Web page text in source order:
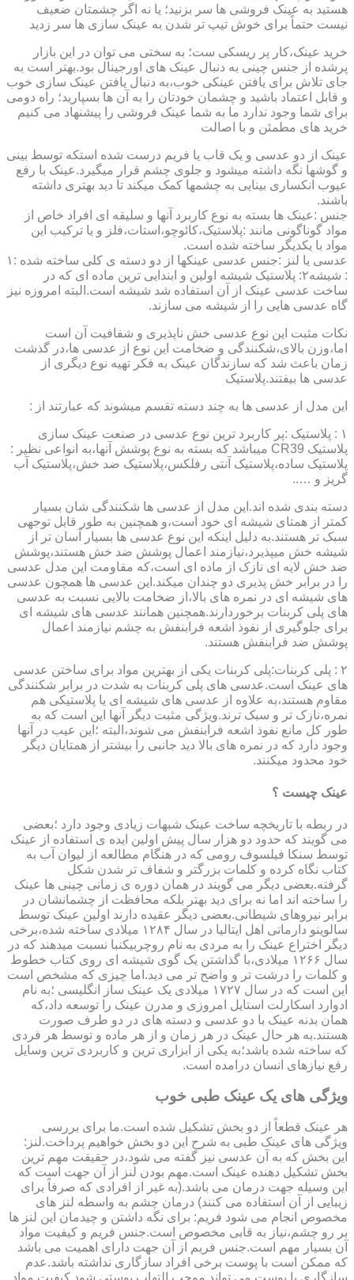
هستید به عینک فروشی ها سر بزنید؛ یا نه اگر چشمتان ضعیف
نیست حتماً برای خوش تیپ تر شدن به عینک سازی ها سر زدید
خرید عینک،کار پر ریسکی ست؛ به سختی می توان در این بازار
پرشده از جنس چینی به دنبال عینک های اورجینال بود.بهتر است به
جای تلاش برای یافتن عینکی خوب،به دنبال یافتن عینک سازی خوب
و قابل اعتماد باشید و چشمان خودتان را به آن ها بسپارید؛ راه دومی
برای شما وجود ندارد ما به شما عینک فروشی را پیشنهاد می کنیم
خرید های مطمئن و با اصالت
عینک از دو عدسی و یک قاب یا فریم درست شده استکه توسط بینی
و گوشها نگه داشته میشود و جلوی چشم قرار میگیرد.عینک با رفع
عیوب انکساری بینایی به چشمها کمک میکند تا دید بهتری داشته
باشند.
جنس :عینک ها بسته به نوع کاربرد آنها و سلیقه ای افراد خاص از
مواد گوناگونی مانند :پلاستیک،کائوچو،استات،فلز و یا ترکیب این
مواد با یکدیگر ساخته شده است.
عدسی یا لنز :جنس عدسی عینکها از دو دسته ی کلی ساخته شده :۱
: شیشه۲: پلاستیک شیشه اولین و ابندایی ترین ماده ای که در
ساخت عدسی عینک از آن استفاده شد شیشه است.البته امروزه نیز
گاه عدسی هایی را از شیشه می سازند.
نکات مثبت این نوع عدسی خش ناپذیری و شفافیت آن است
اما،وزن بالای،شکنندگی و ضخامت این نوع از عدسی ها،در گذشت
زمان باعث شد که سازندگان عینک به فکر تهیه نوع دیگری از
عدسی ها بیفتند.پلاستیک
این مدل از عدسی ها به چند دسته تقسم میشوند که عبارتند از :
۱ : پلاستیک :پر کاربرد ترین نوع عدسی در صنعت عینک سازی
پلاستیک CR39 میباشد که بسته به نوع پوشش آنها،به انواعی نظیر :
پلاستیک ساده،پلاستیک آنتی رفلکس،پلاستیک ضد خش،پلاستیک آب
گریز و …..
دسته بندی شده اند.این مدل از عدسی ها شکنندگی شان بسیار
کمتر از همتای شیشه ای خود است،و همچنین به طور قابل توجهی
سبک تر هستند.به دلیل اینکه این نوع عدسی ها بسیار آسان تر از
شیشه خش میپذیرد،نیازمند اعمال پوشش ضد خش هستند،پوشش
ضد خش لایه ای نازک از ماده ای است،که مقاومت این مدل عدسی
را در برابر خش پذیری دو چندان میکند.این عدسی ها همچون عدسی
های شیشه ای در نمره های بالا،از ضخامت بالایی نسبت به عدسی
های پلی کربنات برخوردارند.همچنین همانند عدسی های شیشه ای
برای جلوگیری از نفوذ اشعه فرابنفش به چشم نیازمند اعمال
پوشش ضد فرابنفش هستند.
۲ : پلی کربنات:پلی کربنات یکی از بهترین مواد برای ساختن عدسی
های عینک است.عدسی های پلی کربنات به شدت در برابر شکنندگی
مقاوم هستند،به علاوه از عدسی های شیشه ای یا پلاستیکی هم
نمره،نازک تر و سبک ترند.ویژگی مثبت دیگر آنها این است که به
طور کل مانع نفوذ اشعه فرابنفش می شوند،البته ؛این عیب در آنها
وجود دارد که در نمره های بالا دید جانبی را بیشتر از همتایان دیگر
خود محدود میکنند.
عینک چیست ؟
در ربطه با تاریخچه ساخت عینک شبهات زیادی وجود دارد ؛بعضی
می گویند که حدود دو هزار سال پیش اولین ایده ی استفاده از عینک
توسط سنکا فیلسوف رومی که در هنگام مطالعه از لیوان آب به
کتاب نگاه کرده و کلمات بزرگتر و شفاف تر شدن شکل
گرفته.بعضی دیگر می گویند در همان دوره ی زمانی چینی ها عینک
را ساخته اند اما نه برای دید بهتر بلکه محافظت از چشمانشان در
برابر نیروهای شیطانی.بعضی دیگر عقیده دارند اولین عینک توسط
سالوینو دارماتی اهل ایتالیا در سال ۱۲۸۴ میلادی ساخته شده،برخی
دیگر اختراع عینک را به مردی به نام روچربیکنبا نسبت میدهند که در
سال ۱۲۶۶ میلادی،با گذاشتن یک گوی شیشه ای روی کتاب خطوط
و کلمات را درشت تر و واضح تر می دید.اما چیزی که مشخص است
این است که در سال ۱۷۲۷ میلادی یک عینک ساز انگلیسی ؛به نام
ادوارد اسکارلت استایل امروزی و مدرن عینک را توسعه داد،که
همان بدنه عینک با دو عدسی و دسته های در دو طرف صورت
هستند.به هر حال عینک در هر زمان و از هر ماده و توسط هر فردی
که ساخته شده باشد؛به یکی از ابزاری ترین و کاربردی ترین وسایل
رفع نیازهای انسان درامده است.
ویژگی های یک عینک طبی خوب
هر عینک قطعاً از دو بخش تشکیل شده است.ما برای بررسی
ویژگی های عینک طبی به شرح این دو بخش خواهیم پرداخت.لنز:
این بخش که به آن عدسی نیز گفته می شود،در حقیقت مهم ترین
بخش تشکیل دهنده عینک است.مهم بودن لنز از آن جهت است که
این وسیله جهت درمان می باشد.(به غیر از افرادی که صرفاً برای
زیبایی از آن استفاده می کنند) درمان چشم به واسطه لنز های
مخصوص انجام می شود فریم: برای نگه داشتن و چیدمان این لنز ها
بر رو چشم،نیاز به قابی مخصوص است.جنس فریم و کیفیت مواد
آن بسیار مهم است.جنس فریم از آن جهت دارای اهمیت می باشد
که ممکن است با پوست برخی افراد سازگاری نداشته باشد.عدم